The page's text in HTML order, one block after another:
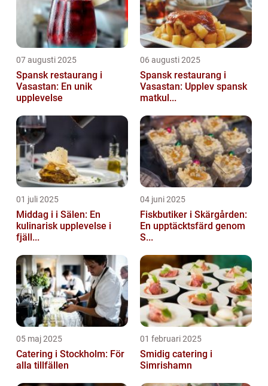
07 augusti 2025
Spansk restaurang i
Vasastan: En unik
upplevelse
06 augusti 2025
Spansk restaurang i
Vasastan: Upplev spansk
matkul...
01 juli 2025
Middag i i Sälen: En
kulinarisk upplevelse i
fjäll...
04 juni 2025
Fiskbutiker i Skärgården:
En upptäcktsfärd genom
S...
05 maj 2025
Catering i Stockholm: För
alla tillfällen
01 februari 2025
Smidig catering i
Simrishamn